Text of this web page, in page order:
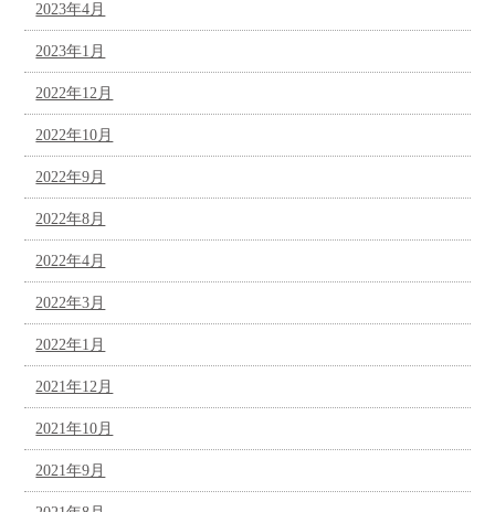
2023年4月
2023年1月
2022年12月
2022年10月
2022年9月
2022年8月
2022年4月
2022年3月
2022年1月
2021年12月
2021年10月
2021年9月